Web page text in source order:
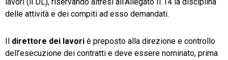
lavori (il DL), riservando altresì all’Allegato II.14 la disciplina
delle attività e dei compiti ad esso demandati.
direttore dei lavori è preposto alla direzione e controllo
dell’esecuzione dei contratti e deve essere nominato, prima